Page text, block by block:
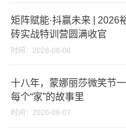
矩阵赋能·抖赢未来 | 2026
砖实战特训营圆满收官
时间：2026-08-08
十八年，蒙娜丽莎微笑节
每个“家”的故事里
时间：2026-08-07